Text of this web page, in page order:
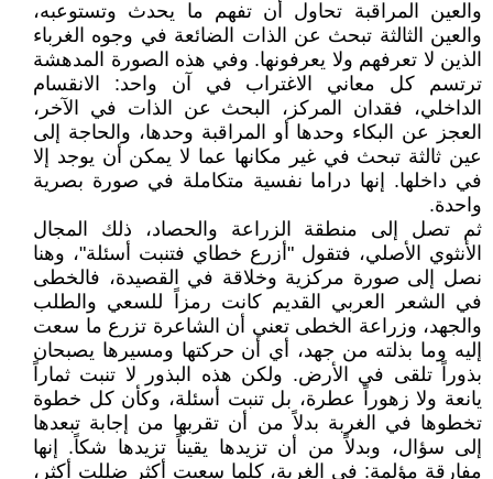
والعين المراقبة تحاول أن تفهم ما يحدث وتستوعبه،
والعين الثالثة تبحث عن الذات الضائعة في وجوه الغرباء
الذين لا تعرفهم ولا يعرفونها. وفي هذه الصورة المدهشة
ترتسم كل معاني الاغتراب في آن واحد: الانقسام
الداخلي، فقدان المركز، البحث عن الذات في الآخر،
العجز عن البكاء وحدها أو المراقبة وحدها، والحاجة إلى
عين ثالثة تبحث في غير مكانها عما لا يمكن أن يوجد إلا
في داخلها. إنها دراما نفسية متكاملة في صورة بصرية
واحدة.
ثم تصل إلى منطقة الزراعة والحصاد، ذلك المجال
الأنثوي الأصلي، فتقول "أزرع خطاي فتنبت أسئلة"، وهنا
نصل إلى صورة مركزية وخلاقة في القصيدة، فالخطى
في الشعر العربي القديم كانت رمزاً للسعي والطلب
والجهد، وزراعة الخطى تعني أن الشاعرة تزرع ما سعت
إليه وما بذلته من جهد، أي أن حركتها ومسيرها يصبحان
بذوراً تلقى في الأرض. ولكن هذه البذور لا تنبت ثماراً
يانعة ولا زهوراً عطرة، بل تنبت أسئلة، وكأن كل خطوة
تخطوها في الغربة بدلاً من أن تقربها من إجابة تبعدها
إلى سؤال، وبدلاً من أن تزيدها يقيناً تزيدها شكاً. إنها
مفارقة مؤلمة: في الغربة، كلما سعيت أكثر ضللت أكثر،